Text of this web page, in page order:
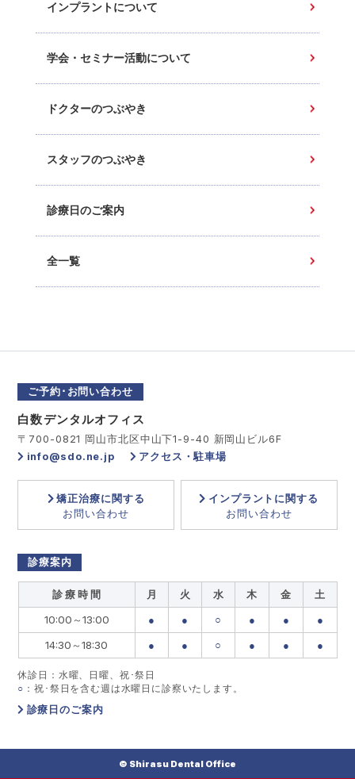
インプラントについて
学会・セミナー活動について
ドクターのつぶやき
スタッフのつぶやき
診療日のご案内
全一覧
ご予約･お問い合わせ
白数デンタルオフィス
〒700-0821 岡山市北区中山下1-9-40 新岡山ビル6F
info@sdo.ne.jp
アクセス・駐車場
矯正治療に関する
お問い合わせ
インプラントに関する
お問い合わせ
診療案内
診 療 時 間 月 火 水 木 金
土
10:00～13:00
● ● ○ ● ●
●
14:30～18:30
● ● ○ ● ● ●
休診日：水曜、日曜、祝･祭日
○ ：祝･祭日を含む週は水曜日に診察いたします。
診療日のご案内
© Shirasu Dental Office